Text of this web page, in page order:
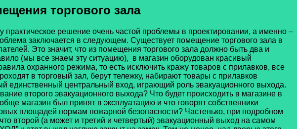
торгового зала
практическое решение очень частой проблемы в проектировании, а именно –
заключается в следующем. Существует помещение торгового зала в
Это значит, что из помещения торгового зала должно быть два и
(мы все знаем эту ситуацию), в магазин оборудован красивый
охранного режима, то есть исключить кражу товаров с прилавков, все
в торговый зал, берут тележку, набирают товары с прилавков
единственный центральный вход, играющий роль эвакуационного выхода.
второго эвакуационного выхода? Что будет происходить в магазине в
магазин был принят в эксплуатацию и что говорят собственники
площадей нормам пожарной безопасности? Частенько, при подробном
второй (а может и третий и четвертый) эвакуационный выход на самом